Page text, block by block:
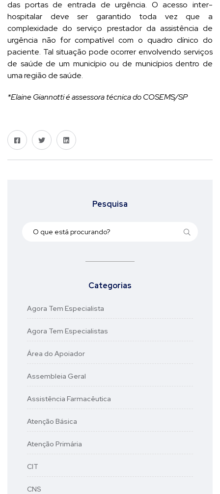
das portas de entrada de urgência. O acesso inter-
hospitalar deve ser garantido toda vez que a
complexidade do serviço prestador da assistência de
urgência não for compatível com o quadro clínico do
paciente. Tal situação pode ocorrer envolvendo serviços
de saúde de um município ou de municípios dentro de
uma região de saúde.
*Elaine Giannotti é assessora técnica do COSEMS/SP
Pesquisa
Categorias
Agora Tem Especialista
Agora Tem Especialistas
Área do Apoiador
Assembleia Geral
Assistência Farmacêutica
Atenção Básica
Atenção Primária
CIT
CNS